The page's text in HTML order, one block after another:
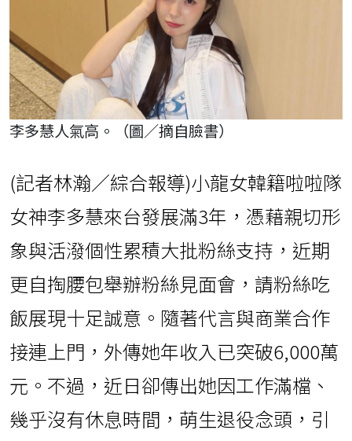
李多慧人氣高。（圖／摘自臉書）
(記者林瀚／綜合報導)小龍女韓籍啦啦隊
女神李多慧來台發展滿3年，憑藉親切形
象與活潑個性累積大批粉絲支持，近期
更自掏腰包舉辦粉絲見面會，請粉絲吃
飯展現十足誠意。隨著代言與商業合作
接連上門，外傳她年收入已突破6,000萬
元。不過，近日卻傳出她因工作滿檔、
幾乎沒有休息時間，萌生退役念頭，引